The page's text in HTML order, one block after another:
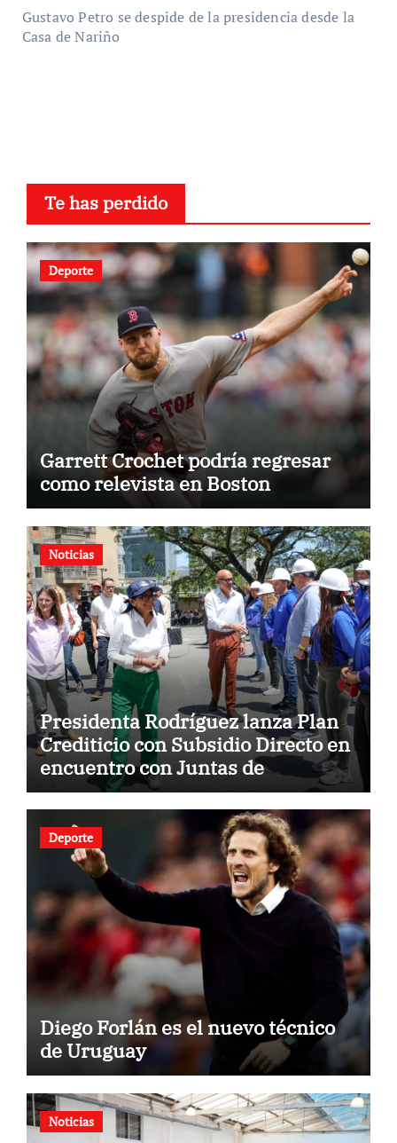
Gustavo Petro se despide de la presidencia desde la
Casa de Nariño
Te has perdido
Deporte
Garrett Crochet podría regresar
como relevista en Boston
Noticias
Presidenta Rodríguez lanza Plan
Crediticio con Subsidio Directo en
encuentro con Juntas de
Condominio
Deporte
Diego Forlán es el nuevo técnico
de Uruguay
Noticias